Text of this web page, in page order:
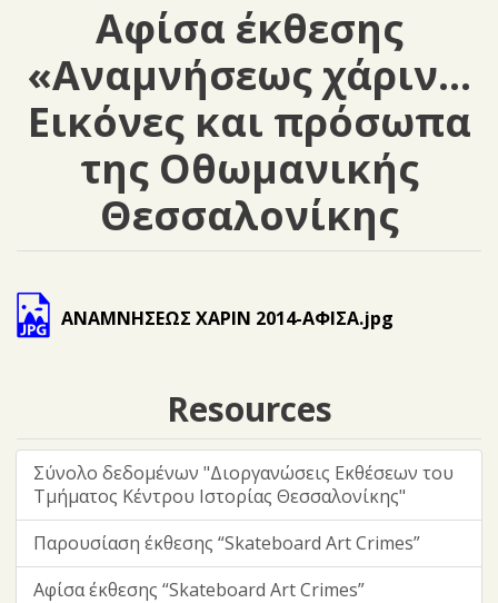
Αφίσα έκθεσης
«Αναμνήσεως χάριν...
Εικόνες και πρόσωπα
της Οθωμανικής
Θεσσαλονίκης
ΑΝΑΜΝΗΣΕΩΣ ΧΑΡΙΝ 2014-ΑΦΙΣΑ.jpg
Resources
Σύνολο δεδομένων "Διοργανώσεις Eκθέσεων του
Τμήματος Κέντρου Ιστορίας Θεσσαλονίκης"
Παρουσίαση έκθεσης “Skateboard Art Crimes”
Αφίσα έκθεσης “Skateboard Art Crimes”